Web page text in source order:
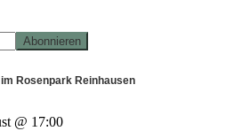
Rosenpark Reinhausen
@ 17:00